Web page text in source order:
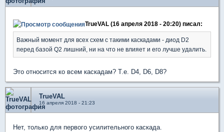
TrueVAL (16 апреля 2018 - 20:20) писал:
Важный момент для всех схем с такими каскадами - диод D2
перед базой Q2 лишний, ни на что не влияет и его лучше удалить.
Это относится ко всем каскадам? Т.е. D4, D6, D8?
TrueVAL
16 апреля 2018 - 21:23
Нет, только для первого усилительного каскада.